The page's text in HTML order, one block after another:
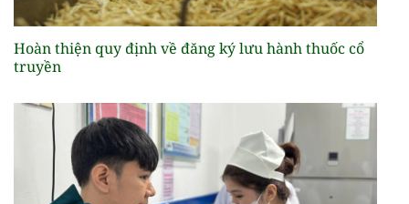
Hoàn thiện quy định về đăng ký lưu hành thuốc cổ
truyền